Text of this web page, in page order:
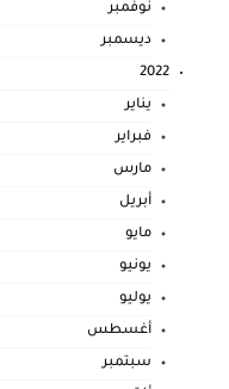
نوفمبر
ديسمبر
2022
يناير
فبراير
مارس
أبريل
مايو
يونيو
يوليو
أغسطس
سبتمبر